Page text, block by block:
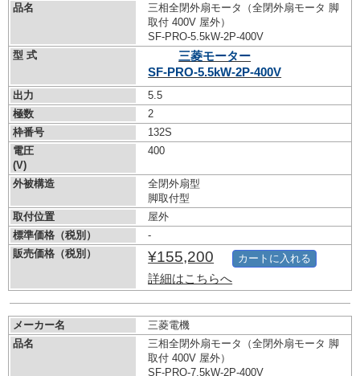
品名
三相全閉外扇モータ（全閉外扇モータ 脚
取付 400V 屋外）
SF-PRO-5.5kW-2P-400V
型 式
三菱モーター
SF-PRO-5.5kW-2P-400V
出力
5.5
極数
2
枠番号
132S
電圧
(V)
400
外被構造
全閉外扇型
脚取付型
取付位置
屋外
標準価格（税別）
-
販売価格（税別）
¥155,200
詳細はこちらへ
カートに入れる
メーカー名
三菱電機
品名
三相全閉外扇モータ（全閉外扇モータ 脚
取付 400V 屋外）
SF-PRO-7.5kW-2P-400V